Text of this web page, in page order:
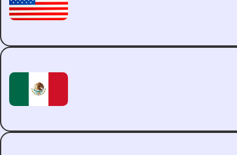
DoxyPEP
Apoyo en Salud Mental